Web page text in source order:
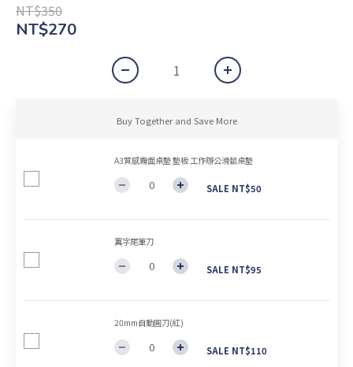
NT$350
NT$270
Buy Together and Save More
A3質感霧面桌墊 墊板 工作辦公滑鼠桌墊
SALE NT$50
翼字尾筆刀
SALE NT$95
20mm自動圓刀(紅)
SALE NT$110